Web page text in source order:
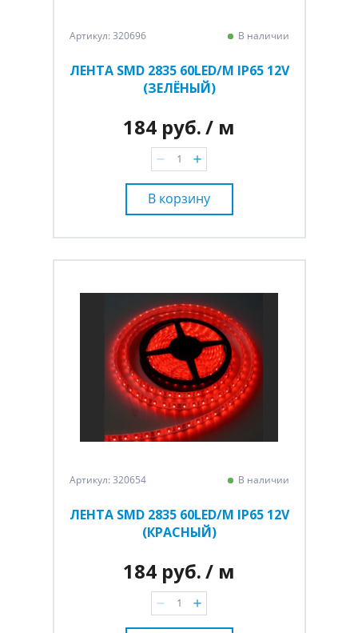
Артикул: 320696 В наличии
ЛЕНТА SMD 2835 60LED/M IP65 12V
(ЗЕЛЁНЫЙ)
184 руб./ м
В корзину
Артикул: 320654 В наличии
ЛЕНТА SMD 2835 60LED/M IP65 12V
(КРАСНЫЙ)
184 руб./ м